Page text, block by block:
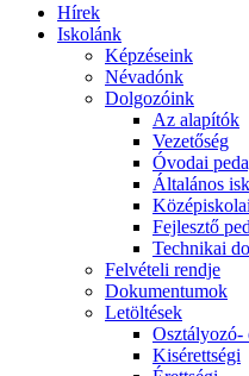
Hírek
Iskolánk
Képzéseink
Névadónk
Dolgozóink
Az alapítók
Vezetőség
Óvodai
Általános
Fejlesztő
Technikai
Felvételi rendje
Dokumentumok
Letöltések
Osztályozó-
Kisérettségi